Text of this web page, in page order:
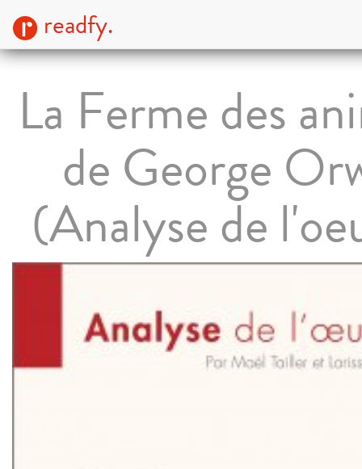
readfy.
La Ferme des
de George
(Analyse de